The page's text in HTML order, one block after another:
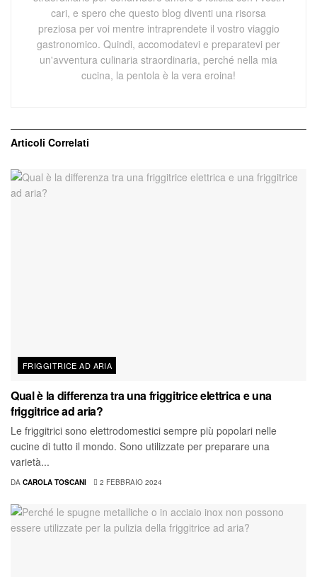
cari, e spero che questo blog diventi una risorsa
preziosa per voi mentre intraprendete il vostro viaggio
gastronomico. Quindi, accomodatevi e preparatevi per
un'avventura culinaria straordinaria, perché nella mia
cucina, la pentola è la vera eroina!
Articoli Correlati
FRIGGITRICE AD ARIA
Qual è la differenza tra una friggitrice elettrica e una
friggitrice ad aria?
Le friggitrici sono elettrodomestici sempre più popolari nelle
cucine di tutto il mondo. Sono utilizzate per preparare una
varietà...
DA CAROLA TOSCANI 2 FEBBRAIO 2024